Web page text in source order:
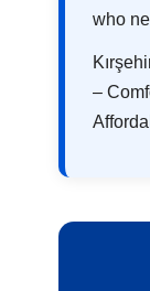
who
–